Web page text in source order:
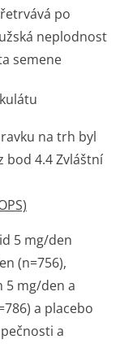
po
neplodnost
semene
na trh byl
bod 4.4 Zvláštní
5 mg/den
(n=756),
5 mg/den a
a placebo
a